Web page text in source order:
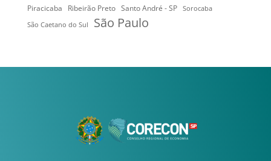
Piracicaba Ribeirão Preto Santo André - SP
Sorocaba
São Caetano do Sul
São Paulo